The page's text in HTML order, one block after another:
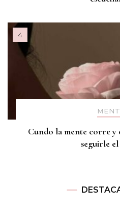
Cundo la mente corre y
seguirle